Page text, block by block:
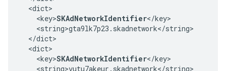
  <dict>
    <key>
SKAdNetworkIdentifier</key>
    <string>gta9lk7p23.skadnetwork</string>
  </dict>
  <dict>
    <key>
SKAdNetworkIdentifier</key>
    <string>vutu7akeur.skadnetwork</string>